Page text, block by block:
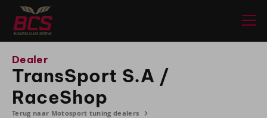
Dealer
TransSport S.A /
RaceShop
Terug naar Motosport tuning dealers